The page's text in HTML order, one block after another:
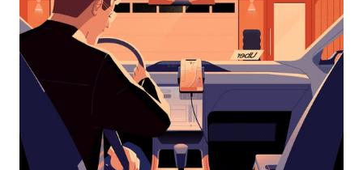
selecionar
uma
data.
Prima
o
botão
o
calendário.